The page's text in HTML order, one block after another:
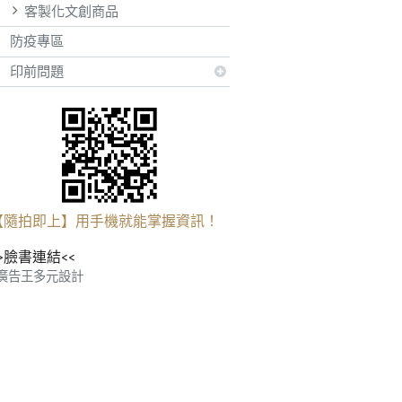
客製化文創商品
防疫專區
印前問題
隨拍即上】用手機就能掌握資訊！
臉書連結<<
告王多元設計